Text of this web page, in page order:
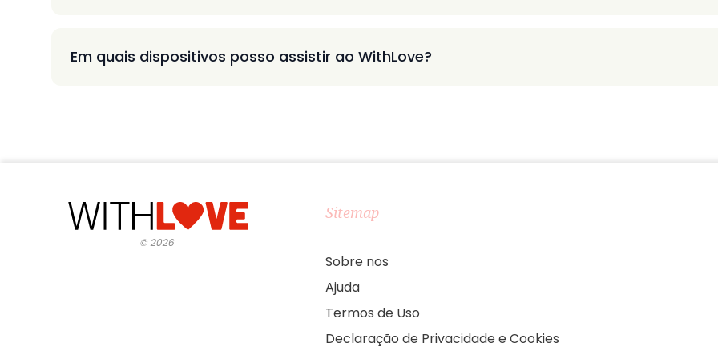
Em quais dispositivos posso assistir ao WithLove?
©2026
Sitemap
Sobre nos
Ajuda
Termos de Uso
Declaração de Privacidade e Cookies